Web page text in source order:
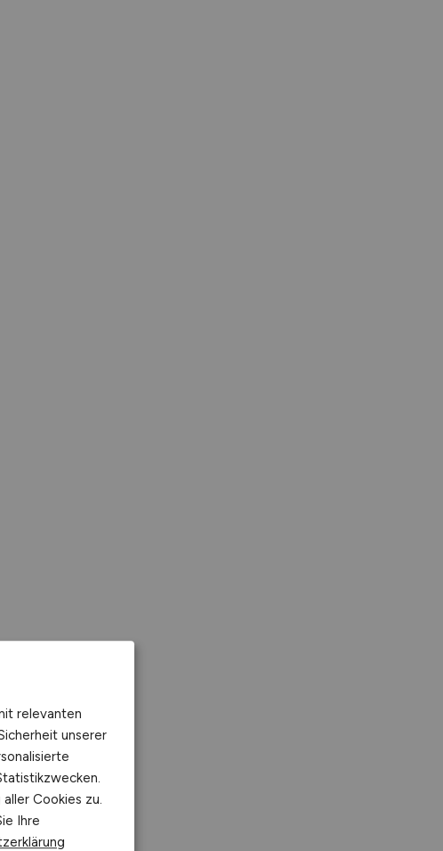
relevanten
unserer
Cookies zu.
Ihre